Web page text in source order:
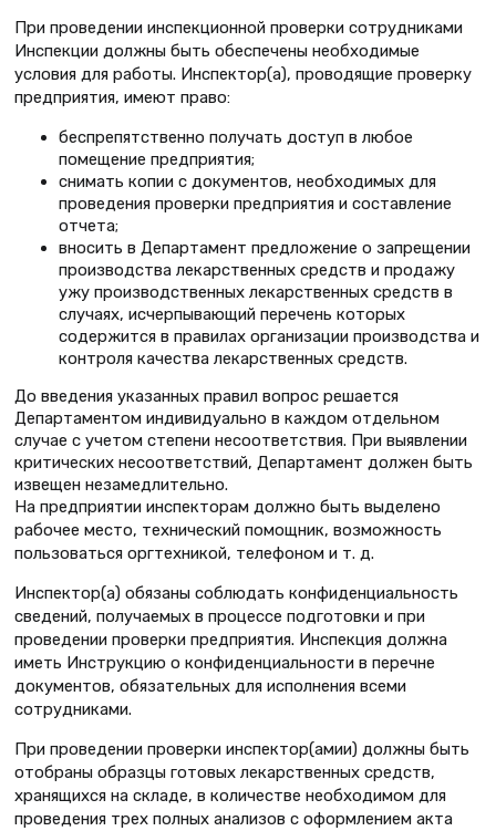
При проведении инспекционной проверки сотрудниками
Инспекции должны быть обеспечены необходимые
условия для работы. Инспектор(а), проводящие проверку
предприятия, имеют право:
беспрепятственно получать доступ в любое
помещение предприятия;
снимать копии с документов, необходимых для
проведения проверки предприятия и составление
отчета;
вносить в Департамент предложение о запрещении
производства лекарственных средств и продажу
ужу производственных лекарственных средств в
случаях, исчерпывающий перечень которых
содержится в правилах организации производства и
контроля качества лекарственных средств.
До введения указанных правил вопрос решается
Департаментом индивидуально в каждом отдельном
случае с учетом степени несоответствия. При выявлении
критических несоответствий, Департамент должен быть
извещен незамедлительно.
На предприятии инспекторам должно быть выделено
рабочее место, технический помощник, возможность
пользоваться оргтехникой, телефоном и т. д.
Инспектор(а) обязаны соблюдать конфиденциальность
сведений, получаемых в процессе подготовки и при
проведении проверки предприятия. Инспекция должна
иметь Инструкцию о конфиденциальности в перечне
документов, обязательных для исполнения всеми
сотрудниками.
При проведении проверки инспектор(амии) должны быть
отобраны образцы готовых лекарственных средств,
хранящихся на складе, в количестве необходимом для
проведения трех полных анализов с оформлением акта